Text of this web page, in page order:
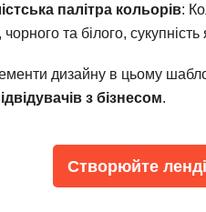
палітра кольорів:
чорного та білого,
дизайну в цьому
з бізнесом.
Створюйте